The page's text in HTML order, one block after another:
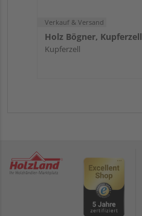
Verkauf & Versand
Holz Bögner, Kupferzell
Kupferzell